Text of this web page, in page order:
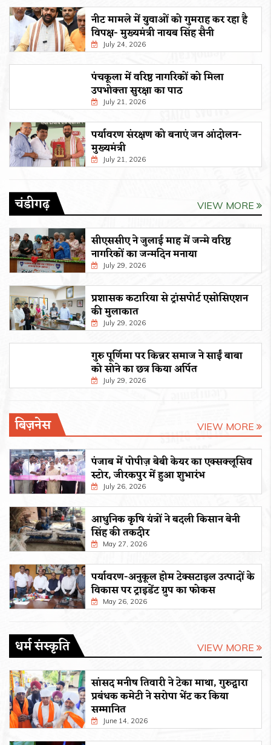
नीट मामले में युवाओं को गुमराह कर रहा है
विपक्ष- मुख्यमंत्री नायब सिंह सैनी
July 24, 2026
पंचकूला में वरिष्ठ नागरिकों को मिला
उपभोक्ता सुरक्षा का पाठ
July 21, 2026
पर्यावरण संरक्षण को बनाएं जन आंदोलन-
मुख्यमंत्री
July 21, 2026
चंडीगढ़ VIEW MORE
सीएससीए ने जुलाई माह में जन्मे वरिष्ठ
नागरिकों का जन्मदिन मनाया
July 29, 2026
प्रशासक कटारिया से ट्रांसपोर्ट एसोसिएशन
की मुलाकात
July 29, 2026
गुरु पूर्णिमा पर किन्नर समाज ने साईं बाबा
को सोने का छत्र किया अर्पित
July 29, 2026
बिज़नेस VIEW MORE
पंजाब में पोपीज़ बेबी केयर का एक्सक्लूसिव
स्टोर, जीरकपुर में हुआ शुभारंभ
July 26, 2026
आधुनिक कृषि यंत्रों ने बदली किसान बेनी
सिंह की तकदीर
May 27, 2026
पर्यावरण-अनुकूल होम टेक्सटाइल उत्पादों के
विकास पर ट्राइडेंट ग्रुप का फोकस
May 26, 2026
धर्म संस्कृति VIEW MORE
सांसद मनीष तिवारी ने टेका माथा, गुरुद्वारा
प्रबंधक कमेटी ने सरोपा भेंट कर किया
सम्मानित
June 14, 2026